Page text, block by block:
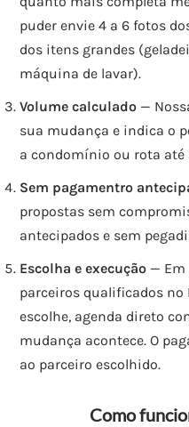
puder envie 4 a 6 fotos
dos itens grandes
máquina de lavar).
Volume calculado —
sua mudança e indica o
a condomínio ou rota
Sem pagamentro
propostas sem
antecipados e sem
Escolha e execução — Em
parceiros qualificados no
escolhe, agenda direto
mudança acontece. O
ao parceiro escolhido.
Como